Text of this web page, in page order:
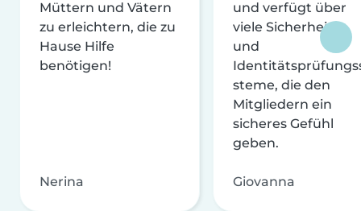
Müttern und Vätern
zu erleichtern, die zu
Hause Hilfe
benötigen!
Nerina
und verfügt über
viele Sicherheits-
und
steme, die den
Mitgliedern ein
sicheres Gefühl
geben.
Giovanna